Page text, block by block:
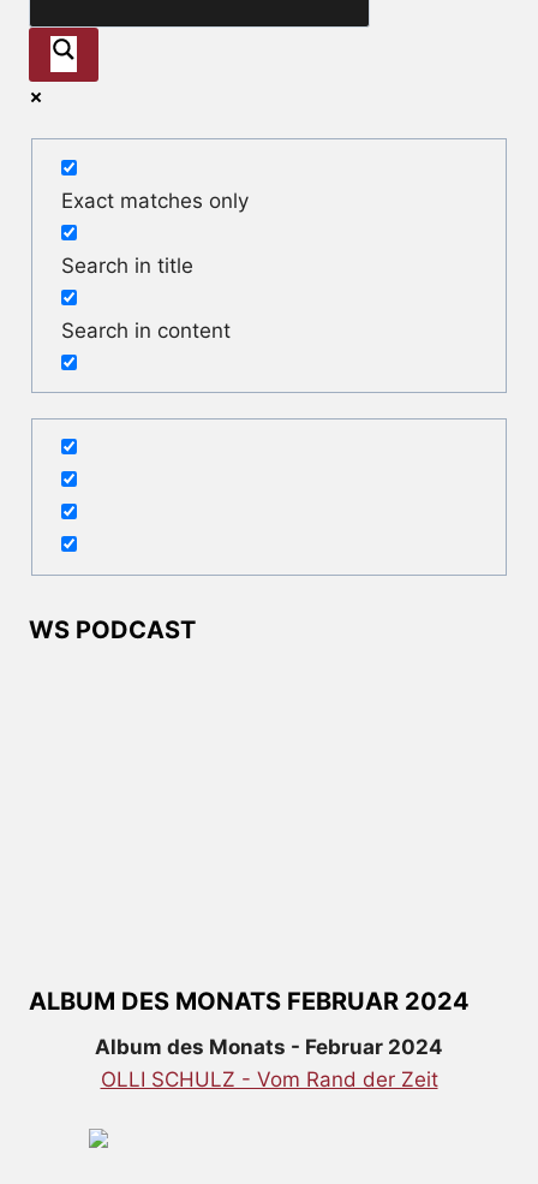
Exact matches only
Search in title
Search in content
WS PODCAST
ALBUM DES MONATS FEBRUAR 2024
Album des Monats - Februar 2024
OLLI SCHULZ - Vom Rand der Zeit